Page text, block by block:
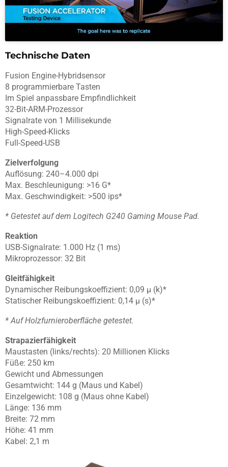
Technische Daten
Fusion Engine-Hybridsensor
8 programmierbare Tasten
Im Spiel anpassbare Empfindlichkeit
32-Bit-ARM-Prozessor
Signalrate von 1 Millisekunde
High-Speed-Klicks
Full-Speed-USB
Zielverfolgung
Auflösung: 240–4.000 dpi
Max. Beschleunigung: >16 G*
Max. Geschwindigkeit: >500 ips*
* Getestet auf dem Logitech G240 Gaming Mouse Pad.
Reaktion
USB-Signalrate: 1.000 Hz (1 ms)
Mikroprozessor: 32 Bit
Gleitfähigkeit
Dynamischer Reibungskoeffizient: 0,09 µ (k)*
Statischer Reibungskoeffizient: 0,14 µ (s)*
* Auf Holzfurnieroberfläche getestet.
Strapazierfähigkeit
Maustasten (links/rechts): 20 Millionen Klicks
Füße: 250 km
Gewicht und Abmessungen
Gesamtwicht: 144 g (Maus und Kabel)
Einzelgewicht: 108 g (Maus ohne Kabel)
Länge: 136 mm
Breite: 72 mm
Höhe: 41 mm
Kabel: 2,1 m